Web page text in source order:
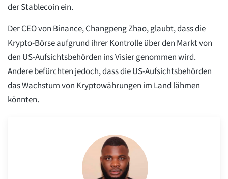
der Stablecoin ein.
Der CEO von Binance, Changpeng Zhao, glaubt, dass die
Krypto-Börse aufgrund ihrer Kontrolle über den Markt von
den US-Aufsichtsbehörden ins Visier genommen wird.
Andere befürchten jedoch, dass die US-Aufsichtsbehörden
das Wachstum von Kryptowährungen im Land lähmen
könnten.